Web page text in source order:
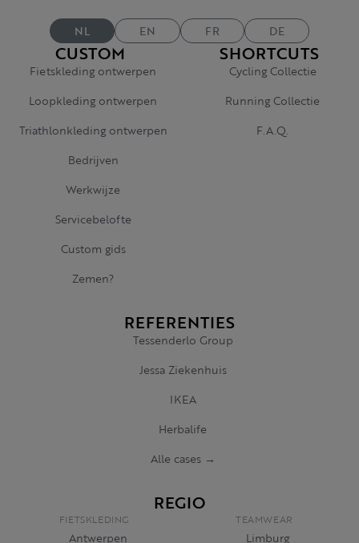
CUSTOM
Fietskleding ontwerpen
Loopkleding ontwerpen
Triathlonkleding ontwerpen
Bedrijven
Werkwijze
Servicebelofte
Custom gids
Zemen?
SHORTCUTS
Cycling Collectie
Running Collectie
F.A.Q.
REFERENTIES
Tessenderlo Group
Jessa Ziekenhuis
IKEA
Herbalife
Alle cases →
REGIO
FIETSKLEDING
Antwerpen
TEAMWEAR
Limburg
NL EN FR DE